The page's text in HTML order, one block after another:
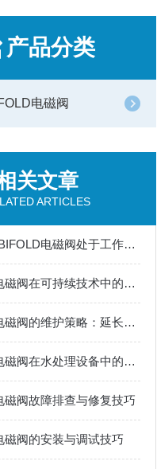
产品分类
电磁阀
关文章
ARTICLES
如何确保BIFOLD电磁阀处于工作状态？
BIFOLD电磁阀在可持续技术中的应用
BIFOLD电磁阀的维护策略：延长使用寿命的方法
BIFOLD电磁阀在水处理设备中的应用
磁阀故障排查与修复技巧
磁阀的安装与调试技巧